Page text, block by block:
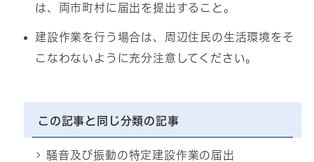
は、両市町村に届出を提出すること。
建設作業を行う場合は、周辺住民の生活環境をそ
こなわないように充分注意してください。
この記事と同じ分類の記事
騒音及び振動の特定建設作業の届出